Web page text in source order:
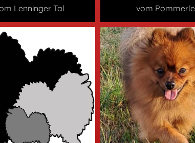
Lenninger Tal vom Pommerle